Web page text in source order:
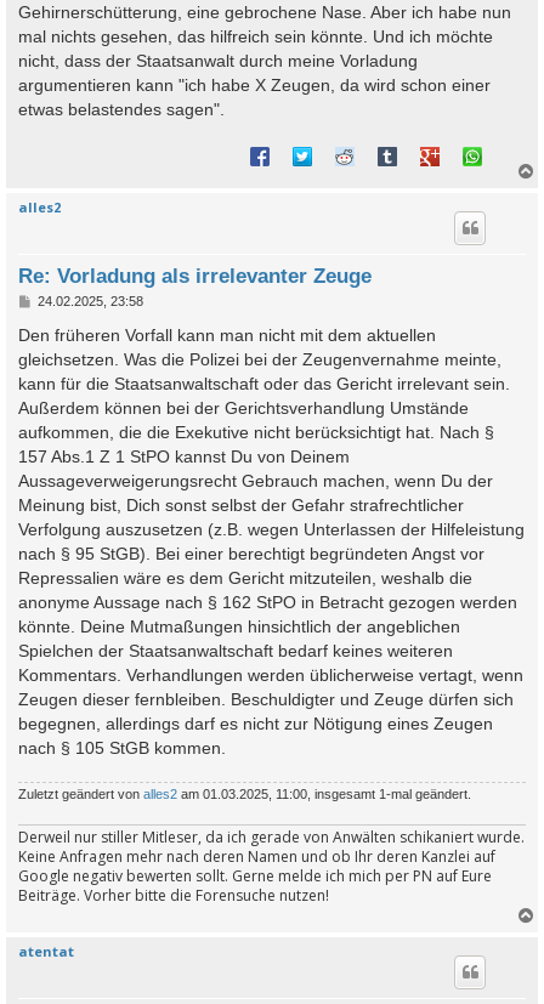
Gehirnerschütterung, eine gebrochene Nase. Aber ich habe nun
mal nichts gesehen, das hilfreich sein könnte. Und ich möchte
nicht, dass der Staatsanwalt durch meine Vorladung
argumentieren kann "ich habe X Zeugen, da wird schon einer
etwas belastendes sagen".
alles2
Re: Vorladung als irrelevanter Zeuge
B
i
r
a
g
24.02.2025, 23:58
Den früheren Vorfall kann man nicht mit dem aktuellen
gleichsetzen. Was die Polizei bei der Zeugenvernahme meinte,
kann für die Staatsanwaltschaft oder das Gericht irrelevant sein.
Außerdem können bei der Gerichtsverhandlung Umstände
aufkommen, die die Exekutive nicht berücksichtigt hat. Nach §
157 Abs.1 Z 1 StPO kannst Du von Deinem
Aussageverweigerungsrecht Gebrauch machen, wenn Du der
Meinung bist, Dich sonst selbst der Gefahr strafrechtlicher
Verfolgung auszusetzen (z.B. wegen Unterlassen der Hilfeleistung
nach § 95 StGB). Bei einer berechtigt begründeten Angst vor
Repressalien wäre es dem Gericht mitzuteilen, weshalb die
anonyme Aussage nach § 162 StPO in Betracht gezogen werden
könnte. Deine Mutmaßungen hinsichtlich der angeblichen
Spielchen der Staatsanwaltschaft bedarf keines weiteren
Kommentars. Verhandlungen werden üblicherweise vertagt, wenn
Zeugen dieser fernbleiben. Beschuldigter und Zeuge dürfen sich
begegnen, allerdings darf es nicht zur Nötigung eines Zeugen
nach § 105 StGB kommen.
Zuletzt geändert von alles2 am 01.03.2025, 11:00, insgesamt 1-mal geändert.
Derweil nur stiller Mitleser, da ich gerade von Anwälten schikaniert wurde.
Keine Anfragen mehr nach deren Namen und ob Ihr deren Kanzlei auf
Google negativ bewerten sollt. Gerne melde ich mich per PN auf Eure
Beiträge. Vorher bitte die Forensuche nutzen!
atentat